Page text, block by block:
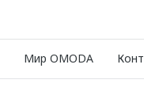
Мир OMODA